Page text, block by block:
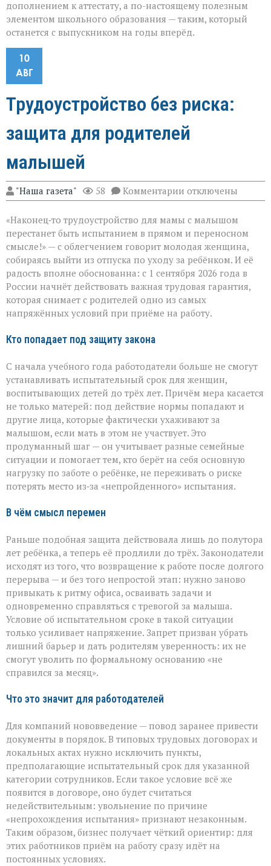
дополнением к аттестату, а по-настоящему полезным
элементом школьного образования — таким, который
останется с выпускником на годы вперёд.
10
АВГ
Трудоустройство без риска:
защита для родителей
малышей
"Наша газета" 58 Комментарии к
записи
без
риска:
защита
для
родителей
малышей
отключены
«Наконец‑то трудоустройство для мамы с малышом
перестанет быть испытанием в прямом и переносном
смысле!» — с облегчением говорит молодая женщина,
собираясь выйти из отпуска по уходу за ребёнком. И её
радость вполне обоснованна: с 1 сентября 2026 года в
России начнёт действовать важная трудовая гарантия,
которая снимает с родителей одно из самых
напряжённых условий при приёме на работу.
Кто попадает под защиту закона
С начала учебного года работодатели больше не смогут
устанавливать испытательный срок для женщин,
воспитывающих детей до трёх лет. Причём мера касается
не только матерей: под действие нормы попадают и
другие лица, которые фактически ухаживают за
малышом, если мать в этом не участвует. Это
продуманный шаг — он учитывает разные семейные
ситуации и помогает тем, кто берёт на себя основную
нагрузку по заботе о ребёнке, не переживать о риске
потерять место из‑за «непройденного» испытания.
В чём смысл перемен
Раньше подобная защита действовала лишь до полутора
лет ребёнка, а теперь её продлили до трёх. Законодатели
исходят из того, что возвращение к работе после долгого
перерыва — и без того непростой этап: нужно заново
привыкать к ритму офиса, осваивать задачи и
одновременно справляться с тревогой за малыша.
Условие об испытательном сроке в такой ситуации
только усиливает напряжение. Запрет призван убрать
лишний барьер и дать родителям уверенность: их не
смогут уволить по формальному основанию «не
справился за месяц».
Что это значит для работодателей
Для компаний нововведение — повод заранее привести
документы в порядок. В типовых трудовых договорах и
локальных актах нужно исключить пункты,
предполагающие испытательный срок для указанной
категории сотрудников. Если такое условие всё же
появится в договоре, оно будет считаться
недействительным: увольнение по причине
«непрохождения испытания» признают незаконным.
Таким образом, бизнес получает чёткий ориентир: для
этих работников приём на работу сразу идёт на
постоянных условиях.